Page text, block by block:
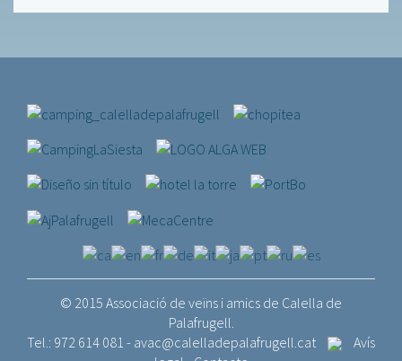
© 2015 Associació de veïns i amics de Calella de
Palafrugell.
Tel.: 972 614 081 - avac@calelladepalafrugell.cat
Avís